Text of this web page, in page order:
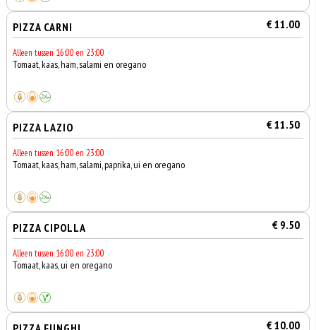
PIZZA CARNI € 11.00
Alleen tussen 16:00 en 23:00
Tomaat, kaas, ham, salami en oregano
PIZZA LAZIO € 11.50
Alleen tussen 16:00 en 23:00
Tomaat, kaas, ham, salami, paprika, ui en oregano
PIZZA CIPOLLA € 9.50
Alleen tussen 16:00 en 23:00
Tomaat, kaas, ui en oregano
€ 10.00